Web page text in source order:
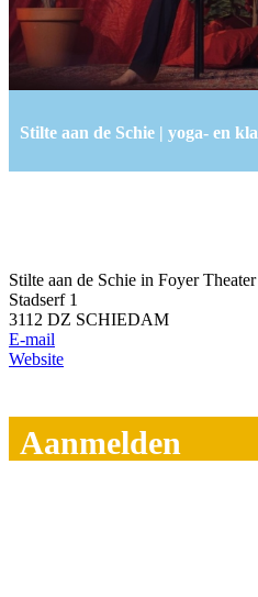
Stilte aan de Schie | yoga- en
Stilte aan de Schie in Foyer
Stadserf 1
3112 DZ SCHIEDAM
E-mail
Website
Aanmelden